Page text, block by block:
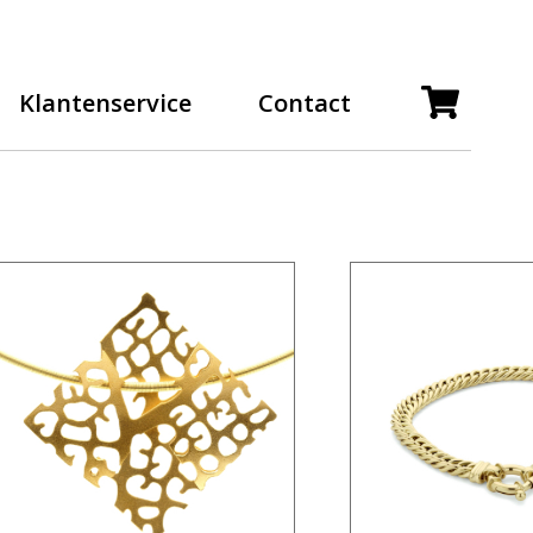
Klantenservice Contact